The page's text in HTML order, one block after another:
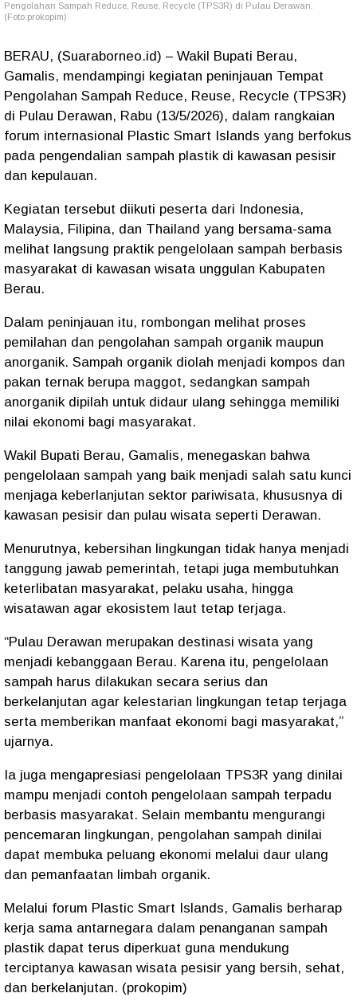
Pengolahan Sampah Reduce, Reuse, Recycle (TPS3R) di Pulau Derawan.
(Foto:prokopim)
BERAU, (Suaraborneo.id) – Wakil Bupati Berau,
Gamalis, mendampingi kegiatan peninjauan Tempat
Pengolahan Sampah Reduce, Reuse, Recycle (TPS3R)
di Pulau Derawan, Rabu (13/5/2026), dalam rangkaian
forum internasional Plastic Smart Islands yang berfokus
pada pengendalian sampah plastik di kawasan pesisir
dan kepulauan.
Kegiatan tersebut diikuti peserta dari Indonesia,
Malaysia, Filipina, dan Thailand yang bersama-sama
melihat langsung praktik pengelolaan sampah berbasis
masyarakat di kawasan wisata unggulan Kabupaten
Berau.
Dalam peninjauan itu, rombongan melihat proses
pemilahan dan pengolahan sampah organik maupun
anorganik. Sampah organik diolah menjadi kompos dan
pakan ternak berupa maggot, sedangkan sampah
anorganik dipilah untuk didaur ulang sehingga memiliki
nilai ekonomi bagi masyarakat.
Wakil Bupati Berau, Gamalis, menegaskan bahwa
pengelolaan sampah yang baik menjadi salah satu kunci
menjaga keberlanjutan sektor pariwisata, khususnya di
kawasan pesisir dan pulau wisata seperti Derawan.
Menurutnya, kebersihan lingkungan tidak hanya menjadi
tanggung jawab pemerintah, tetapi juga membutuhkan
keterlibatan masyarakat, pelaku usaha, hingga
wisatawan agar ekosistem laut tetap terjaga.
“Pulau Derawan merupakan destinasi wisata yang
menjadi kebanggaan Berau. Karena itu, pengelolaan
sampah harus dilakukan secara serius dan
berkelanjutan agar kelestarian lingkungan tetap terjaga
serta memberikan manfaat ekonomi bagi masyarakat,”
ujarnya.
Ia juga mengapresiasi pengelolaan TPS3R yang dinilai
mampu menjadi contoh pengelolaan sampah terpadu
berbasis masyarakat. Selain membantu mengurangi
pencemaran lingkungan, pengolahan sampah dinilai
dapat membuka peluang ekonomi melalui daur ulang
dan pemanfaatan limbah organik.
Melalui forum Plastic Smart Islands, Gamalis berharap
kerja sama antarnegara dalam penanganan sampah
plastik dapat terus diperkuat guna mendukung
terciptanya kawasan wisata pesisir yang bersih, sehat,
dan berkelanjutan. (prokopim)